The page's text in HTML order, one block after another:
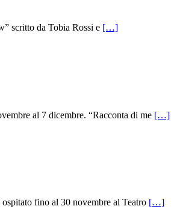
scritto da Tobia Rossi e […]
al 7 dicembre. “Racconta di me […]
fino al 30 novembre al Teatro […]